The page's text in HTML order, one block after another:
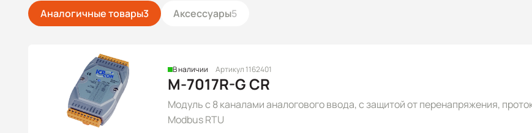
Аналогичные товары3 Аксессуары5
В наличии Артикул 1162401
M-7017R-G CR
Модуль с 8 каналами аналогового ввода, с защитой от перенапряжения,
Modbus RTU